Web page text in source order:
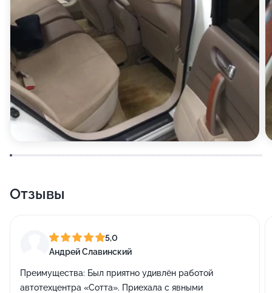
Отзывы
5,0
Андрей Славинский
Преимущества: Был приятно удивлён работой
автотехцентра «Сотта». Приехала с явными